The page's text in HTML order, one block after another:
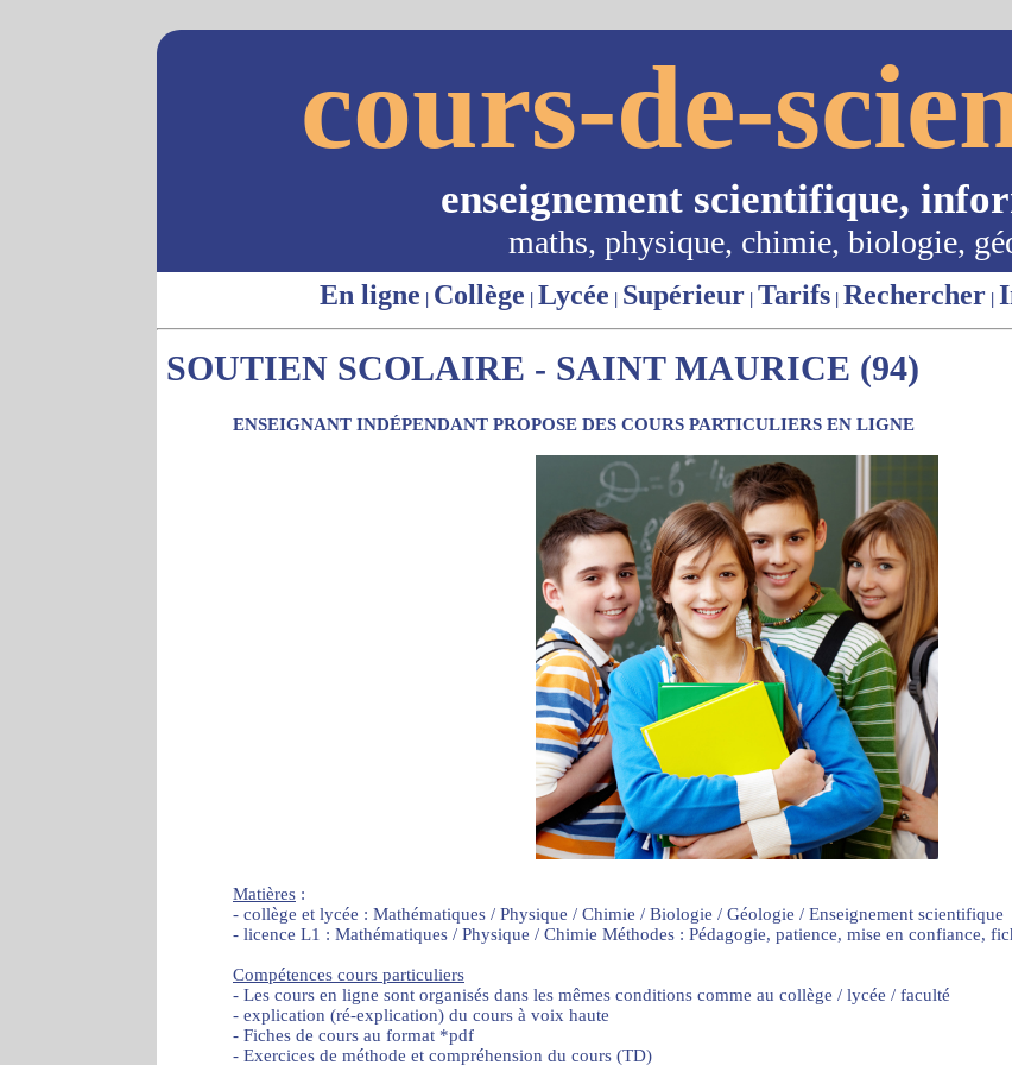
cours-de-
enseignement scientifique,
maths, physique, chimie, biologie,
En ligne | Collège | Lycée | Supérieur | Tarifs | Rechercher |
SOUTIEN SCOLAIRE - SAINT MAURICE (94)
ENSEIGNANT INDÉPENDANT PROPOSE DES COURS PARTICULIERS EN LIGNE
Matières :
- collège et lycée : Mathématiques / Physique / Chimie / Biologie / Géologie / Enseignement scientifique
- licence L1 : Mathématiques / Physique / Chimie Méthodes : Pédagogie, patience, mise en confiance,
Compétences cours particuliers
- Les cours en ligne sont organisés dans les mêmes conditions comme au collège / lycée / faculté
- explication (ré-explication) du cours à voix haute
- Fiches de cours au format *pdf
- Exercices de méthode et compréhension du cours (TD)